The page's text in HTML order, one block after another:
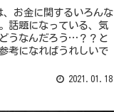
お金に関するいろんな
話題になっている、気
うなんだろう…？？と
考になればうれしいで
2021.01.18